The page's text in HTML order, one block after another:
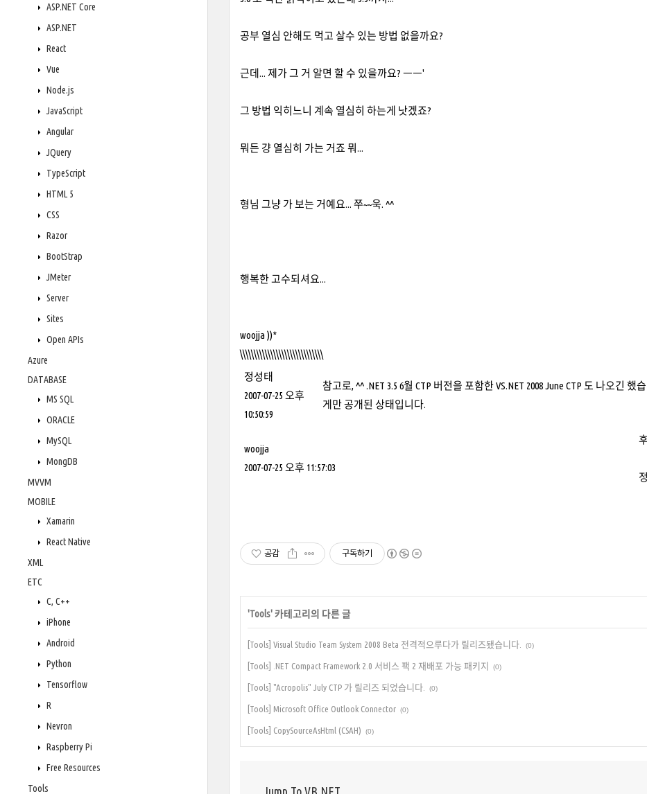
ASP.NET Core
ASP.NET
React
Vue
Node.js
JavaScript
Angular
JQuery
TypeScript
HTML 5
CSS
Razor
BootStrap
JMeter
Server
Sites
Open APIs
Azure
DATABASE
MS SQL
ORACLE
MySQL
MongDB
MVVM
MOBILE
Xamarin
React Native
XML
ETC
C, C++
iPhone
Android
Python
Tensorflow
R
Nevron
Raspberry Pi
Free Resources
Tools
공부 열심 안해도 먹고 살수 있는 방법 없을까요?
근데... 제가 그 거 알면 할 수 있을까요? ㅡㅡ'
그 방법 익히느니 계속 열심히 하는게 낫겠죠?
뭐든 걍 열심히 가는 거죠 뭐...
형님 그냥 가 보는 거예요... 쭈~~욱. ^^
행복한 고수되셔요...
woojja ))*
\\\\\\\\\\\\\\\\\\\\\\\\\\\\\\
정성태
2007-07-25 오후
10:50:59
참고로, ^^ .NET 3.5 6월 CTP 버전을 포함한 VS.NET 2008 June CTP 도 나오긴
게만 공개된 상태입니다.
woojja
2007-07-25 오후 11:57:03
공감 구독하기
'Tools' 카테고리의 다른 글
[Tools] Visual Studio Team System 2008 Beta 전격적으루다가 릴리즈됐습니다. (0)
[Tools] .NET Compact Framework 2.0 서비스 팩 2 재배포 가능 패키지 (0)
[Tools] "Acropolis" July CTP 가 릴리즈 되었습니다. (0)
[Tools] Microsoft Office Outlook Connector (0)
[Tools] CopySourceAsHtml (CSAH) (0)
Jump To VB.NET